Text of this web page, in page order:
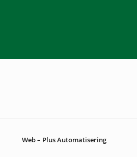
Web – Plus Automatisering